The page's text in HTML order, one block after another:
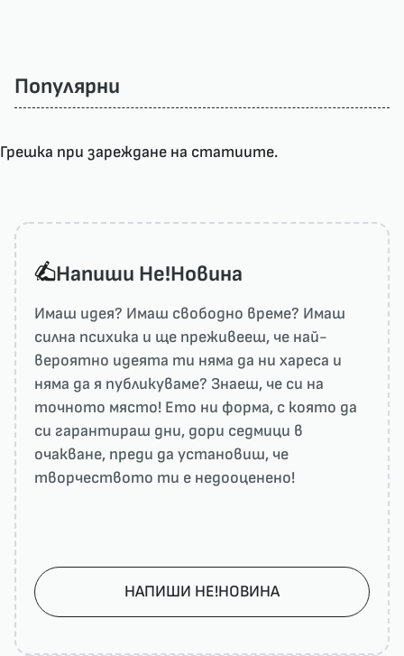
Популярни
Грешка при зареждане на статиите.
Напиши He!Новина
Имаш идея? Имаш свободно време? Имаш
силна психика и ще преживееш, че най-
вероятно идеята ти няма да ни харесa и
няма да я публикуваме? Знаеш, че си на
точното място! Ето ни форма, с която да
си гарантираш дни, дори седмици в
очакване, преди да установиш, че
творчеството ти е недооценено!
НАПИШИ НЕ!НОВИНА